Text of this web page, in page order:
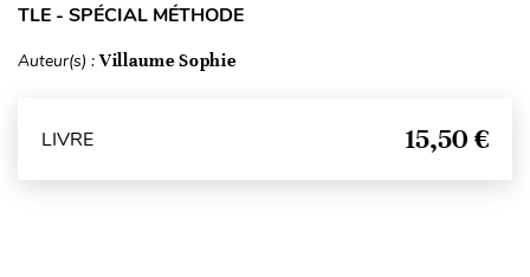
TLE - SPÉCIAL MÉTHODE
Auteur(s) : Villaume Sophie
LIVRE 15,50 €